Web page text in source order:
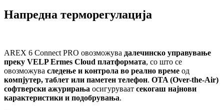
Напредна терморегулација
AREX 6 Connect PRO овозможува далечинско управување
преку VELP Ermes Cloud платформата, со што се
овозможува следење и контрола во реално време од
компјутер, таблет или паметен телефон. OTA (Over-the-Air)
софтверски ажурирања осигуруваат секогаш најнови
карактеристики и подобрувања.